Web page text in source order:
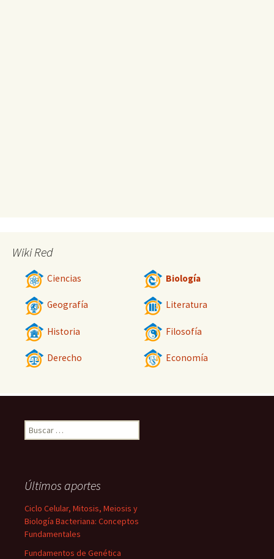
Wiki Red
Ciencias Biología
Geografía Literatura
Historia Filosofía
Derecho Economía
Buscar:
Últimos aportes
Ciclo Celular, Mitosis, Meiosis y
Biología Bacteriana: Conceptos
Fundamentales
Fundamentos de Genética